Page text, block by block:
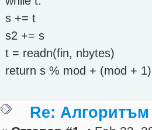
s += t
s2 += s
t = readn(fin, nbytes)
return s % mod + (mod +
Re: Алгоритъм